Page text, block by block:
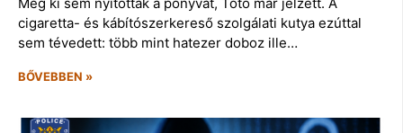
cigaretta- és kábítószerkereső szolgálati kutya ezúttal
sem tévedett: több mint hatezer doboz ille…
BŐVEBBEN »